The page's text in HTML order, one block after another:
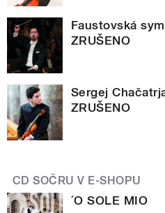
Faustovská
ZRUŠENO
Sergej
ZRUŠENO
CD SOČRU V E-SHOPU
´O SOLE MIO